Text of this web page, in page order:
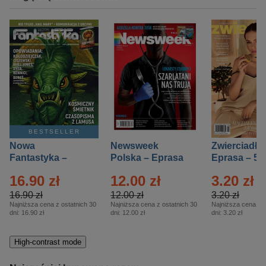
BESTSELLER
Nowa
Fantastyka –
16.90 zł
16.90 zł
Najniższa cena z ostatnich 30
dni: 16.90 zł
Newsweek
Polska – Eprasa
12.00 zł
12.00 zł
Najniższa cena z ostatnich 30
dni: 12.00 zł
Zwierciadło
Eprasa – 5/
3.20 zł
3.20 zł
Najniższa cena z
dni: 3.20 zł
High-contrast mode